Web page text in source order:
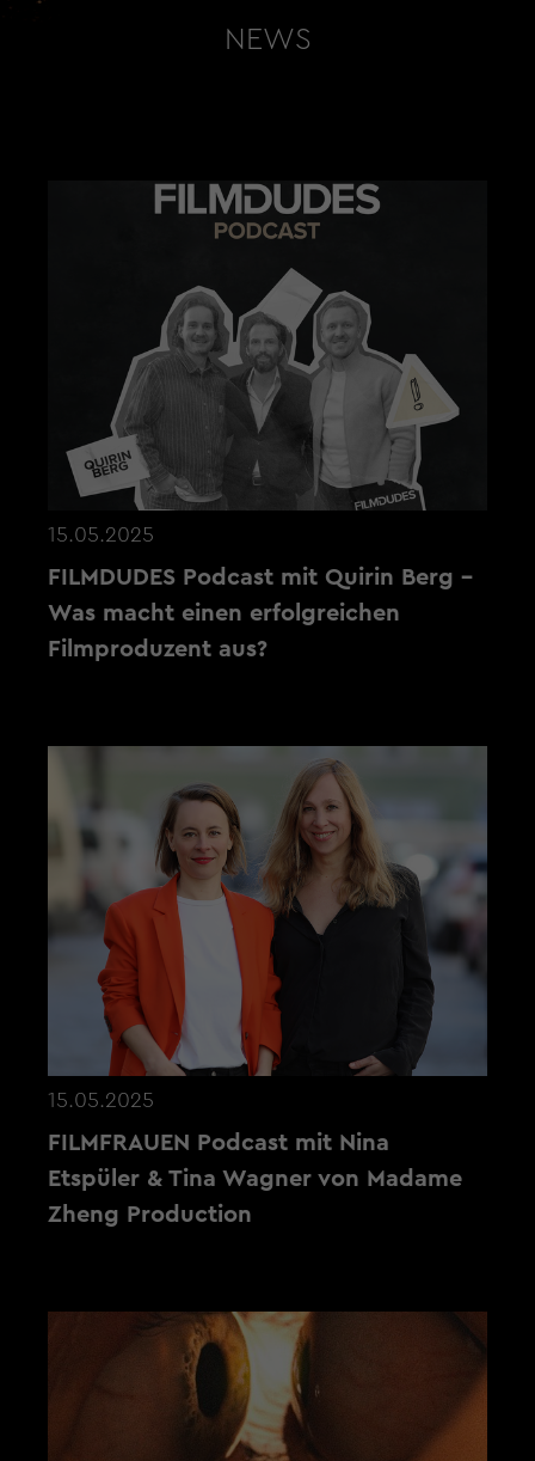
NEWS
15.05.2025
FILMDUDES Podcast mit Quirin Berg -
Was macht einen erfolgreichen
Filmproduzent aus?
15.05.2025
FILMFRAUEN Podcast mit Nina
Etspüler & Tina Wagner von Madame
Zheng Production